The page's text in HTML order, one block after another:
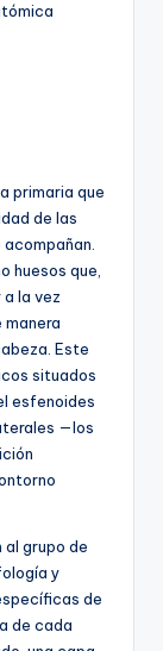
primaria que
de las
huesos que,
la vez
Este
situados
esfenoides
—los
grupo de
y
de
de cada